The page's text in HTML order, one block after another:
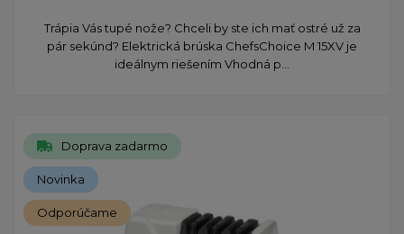
Trápia Vás tupé nože? Chceli by ste ich mať ostré už za
pár sekúnd? Elektrická brúska ChefsChoice M 15XV je
ideálnym riešením Vhodná p...
Doprava zadarmo
Novinka
Odporúčame